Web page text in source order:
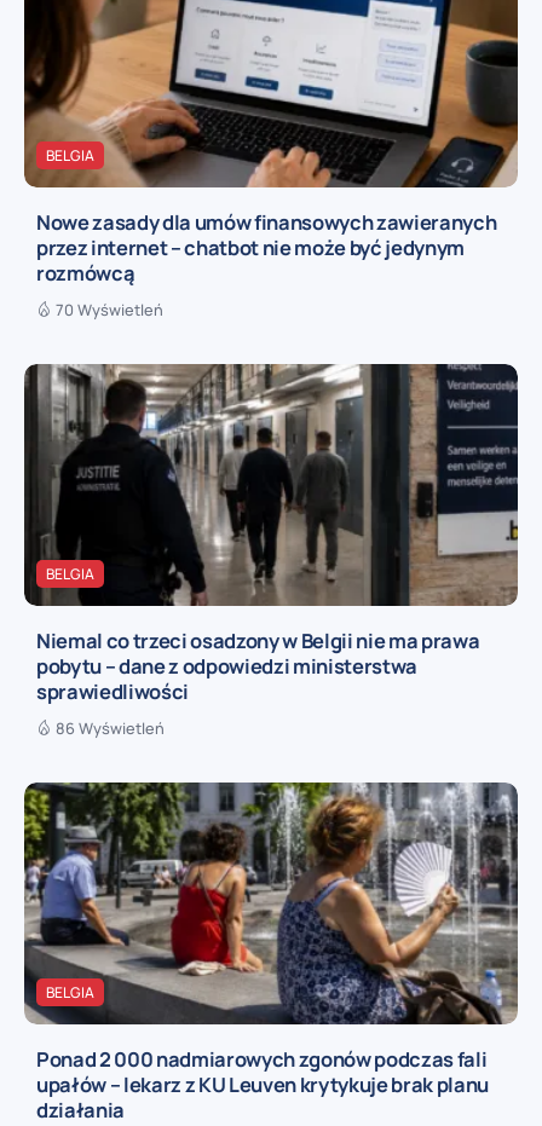
BELGIA
Nowe zasady dla umów finansowych zawieranych
przez internet – chatbot nie może być jedynym
rozmówcą
70 Wyświetleń
BELGIA
Niemal co trzeci osadzony w Belgii nie ma prawa
pobytu – dane z odpowiedzi ministerstwa
sprawiedliwości
86 Wyświetleń
BELGIA
Ponad 2 000 nadmiarowych zgonów podczas fali
upałów – lekarz z KU Leuven krytykuje brak planu
działania